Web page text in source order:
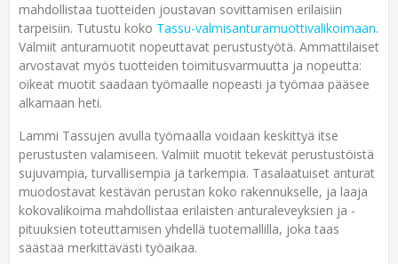
mahdollistaa tuotteiden joustavan sovittamisen erilaisiin
tarpeisiin. Tutustu koko Tassu-valmisanturamuottivalikoimaan.
Valmiit anturamuotit nopeuttavat perustustyötä. Ammattilaiset
arvostavat myös tuotteiden toimitusvarmuutta ja nopeutta:
oikeat muotit saadaan työmaalle nopeasti ja työmaa pääsee
alkamaan heti.
Lammi Tassujen avulla työmaalla voidaan keskittyä itse
perustusten valamiseen. Valmiit muotit tekevät perustustöistä
sujuvampia, turvallisempia ja tarkempia. Tasalaatuiset anturat
muodostavat kestävän perustan koko rakennukselle, ja laaja
kokovalikoima mahdollistaa erilaisten anturaleveyksien ja -
pituuksien toteuttamisen yhdellä tuotemallilla, joka taas
säästää merkittävästi työaikaa.